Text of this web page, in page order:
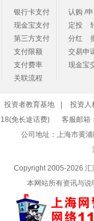
银行卡支付
现金宝支付
第三方支付
支付限额
支付费率
关联流程
认购 /
定投
分红
交易申
现金宝
投资者教育基地 投资人
免长途话费)
客服邮箱：
公司地址：上海市黄
Copyright 2005-2026 汇
本网站所有资讯与